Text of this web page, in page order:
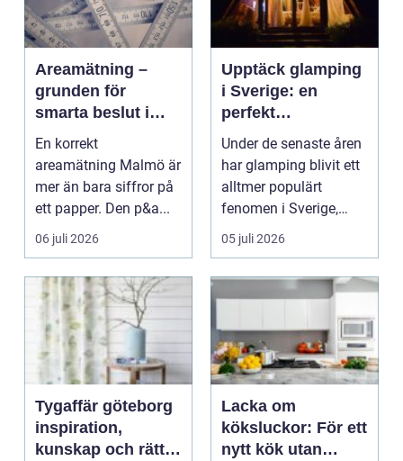
Areamätning –
grunden för
smarta beslut i
hem och fastighet
En korrekt
areamätning Malmö är
mer än bara siffror på
ett papper. Den p&a...
06 juli 2026
Upptäck glamping
i Sverige: en
perfekt
kombination av
natur och lyx
Under de senaste åren
har glamping blivit ett
alltmer populärt
fenomen i Sverige,
dä...
05 juli 2026
Tygaffär göteborg
inspiration,
kunskap och rätt
Lacka om
köksluckor: För ett
nytt kök utan